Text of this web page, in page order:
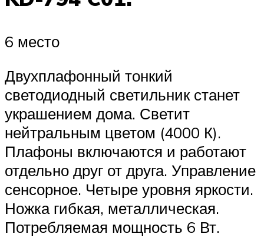
6 место
Двухплафонный тонкий
светодиодный светильник станет
украшением дома. Светит
нейтральным цветом (4000 К).
Плафоны включаются и работают
отдельно друг от друга. Управление
сенсорное. Четыре уровня яркости.
Ножка гибкая, металлическая.
Потребляемая мощность 6 Вт.